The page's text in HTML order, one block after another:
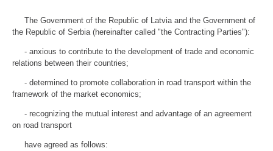
The Government of the Republic of Latvia and the Government of
the Republic of Serbia (hereinafter called "the Contracting Parties"):
- anxious to contribute to the development of trade and economic
relations between their countries;
- determined to promote collaboration in road transport within the
framework of the market economics;
- recognizing the mutual interest and advantage of an agreement
on road transport
have agreed as follows: